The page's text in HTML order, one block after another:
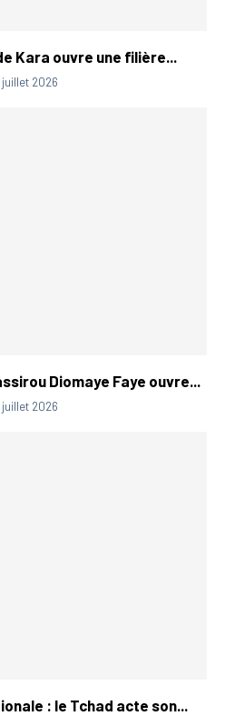
Kara ouvre une filière...
juillet 2026
Diomaye Faye ouvre...
juillet 2026
: le Tchad acte son...